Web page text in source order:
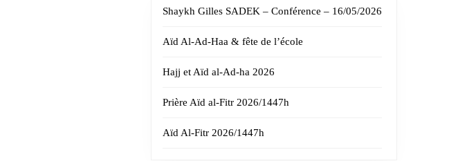
Shaykh Gilles SADEK – Conférence – 16/05/2026
Aïd Al-Ad-Haa & fête de l’école
Hajj et Aïd al-Ad-ha 2026
Prière Aïd al-Fitr 2026/1447h
Aïd Al-Fitr 2026/1447h